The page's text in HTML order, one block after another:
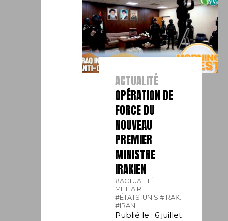
ACTUALITÉ
OPÉRATION DE
FORCE DU
NOUVEAU
PREMIER
MINISTRE
IRAKIEN
#ACTUALITÉ
MILITAIRE.
#ÉTATS-UNIS.#IRAK.
#IRAN.
Publié le : 6 juillet